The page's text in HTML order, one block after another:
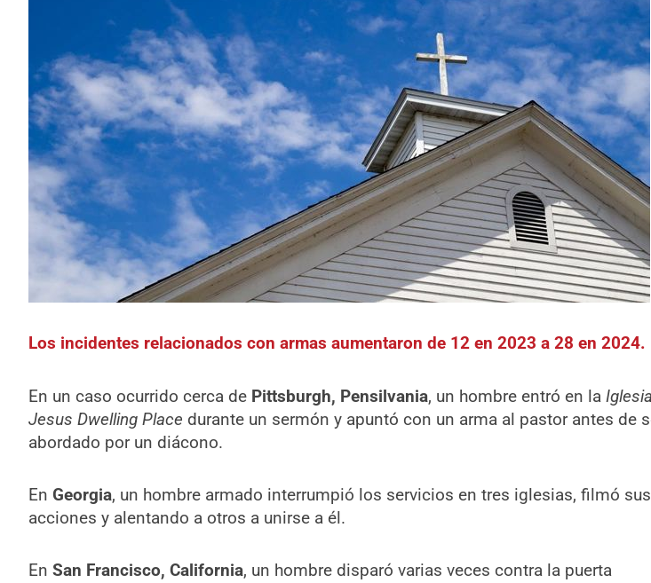
Los incidentes relacionados con armas aumentaron de 12 en 2023 a 28 en 2024.
En un caso ocurrido cerca de Pittsburgh, Pensilvania, un hombre entró en la Iglesia
Jesus Dwelling Place durante un sermón y apuntó con un arma al pastor antes de
abordado por un diácono.
En Georgia, un hombre armado interrumpió los servicios en tres iglesias, filmó sus
acciones y alentando a otros a unirse a él.
En San Francisco, California, un hombre disparó varias veces contra la puerta